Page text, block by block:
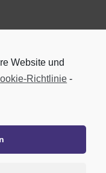
Website und
Richtlinie -